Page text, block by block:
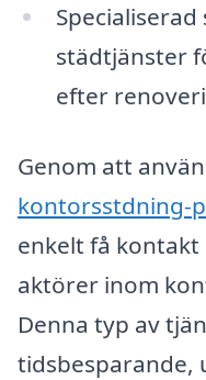
städtjänster
efter
Genom att
kontorsstdning-
enkelt få
aktörer inom
Denna typ av
tidsbesparande,